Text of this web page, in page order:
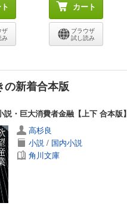
ザ
み
カート
ブラウザ
試し読み
の新着合本版
・巨大消費者金融【上下 合本版】
高杉良
小説 / 国内小説
角川文庫